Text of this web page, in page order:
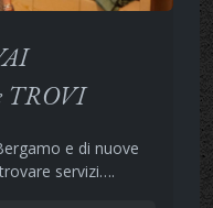
TROVI
e di nuove
servizi….